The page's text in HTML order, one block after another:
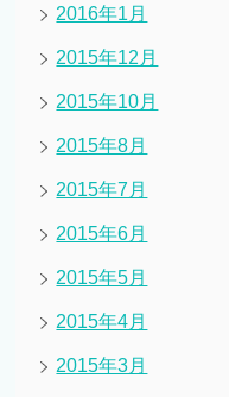
2016年1月
2015年12月
2015年10月
2015年8月
2015年7月
2015年6月
2015年5月
2015年4月
2015年3月